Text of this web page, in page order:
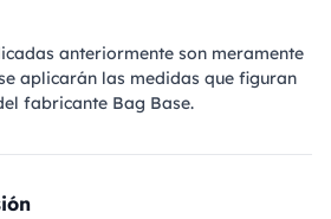
anteriormente son meramente
aplicarán las medidas que figuran
fabricante Bag Base.